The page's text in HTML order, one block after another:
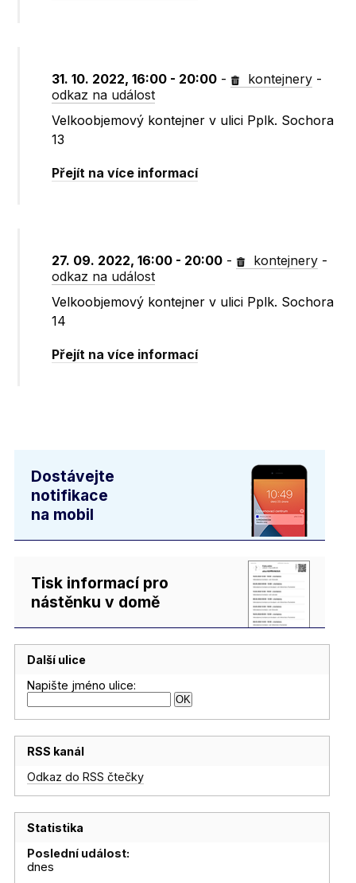
31. 10. 2022, 16:00 - 20:00 - kontejnery -
odkaz na událost
Velkoobjemový kontejner v ulici Pplk. Sochora
13
Přejít na více informací
27. 09. 2022, 16:00 - 20:00 - kontejnery -
odkaz na událost
Velkoobjemový kontejner v ulici Pplk. Sochora
14
Přejít na více informací
Dostávejte
notifikace
na mobil
Tisk informací pro
nástěnku v domě
Další ulice
Napište jméno ulice:
RSS kanál
Odkaz do RSS čtečky
Statistika
Poslední událost:
dnes